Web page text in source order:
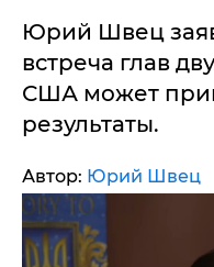
Юрий Швец
встреча глав
США может
результаты.
Автор: Юрий Швец